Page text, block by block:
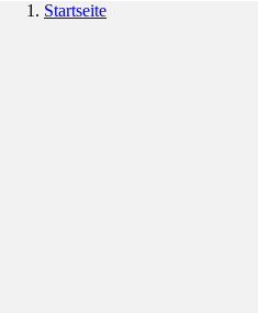
Startseite